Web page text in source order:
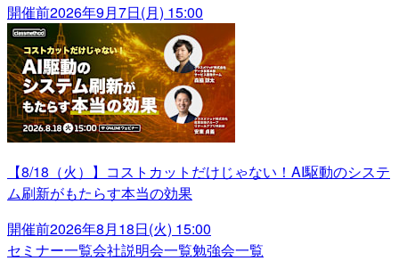
開催前2026年9月7日(月) 15:00
【8/18（火）】コストカットだけじゃない！AI駆動のシステ
ム刷新がもたらす本当の効果
開催前2026年8月18日(火) 15:00
セミナー一覧会社説明会一覧勉強会一覧